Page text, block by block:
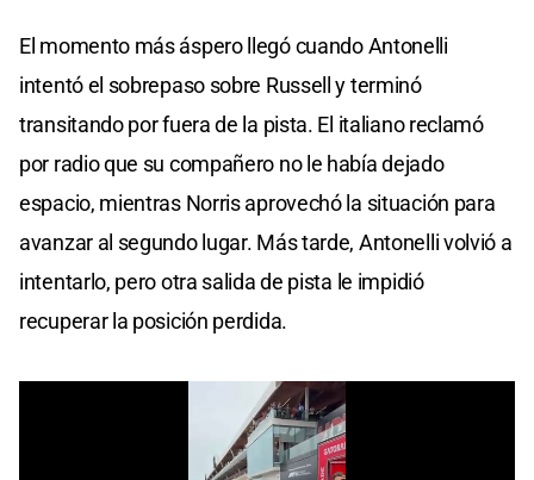
El momento más áspero llegó cuando Antonelli
intentó el sobrepaso sobre Russell y terminó
transitando por fuera de la pista. El italiano reclamó
por radio que su compañero no le había dejado
espacio, mientras Norris aprovechó la situación para
avanzar al segundo lugar. Más tarde, Antonelli volvió a
intentarlo, pero otra salida de pista le impidió
recuperar la posición perdida.